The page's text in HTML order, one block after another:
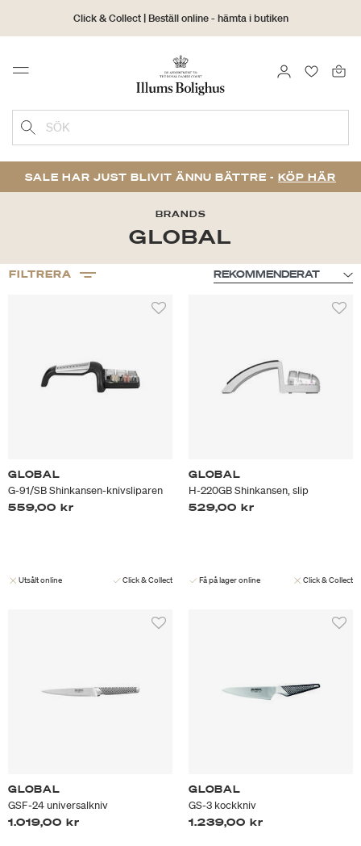
Click & Collect | Beställ online - hämta i butiken
30 dagars returrätt
Menu LOGGA IN
SÖK
SALE HAR JUST BLIVIT ÄNNU BÄTTRE - KÖP HÄR
BRANDS
GLOBAL
FILTRERA
GLOBAL
G-91/SB Shinkansen-knivsliparen
559,00 kr
Utsålt online Click & Collect
GLOBAL
H-220GB Shinkansen, slip
529,00 kr
Få på lager online Click & Collect
GLOBAL
GSF-24 universalkniv
1.019,00 kr
GLOBAL
GS-3 kockkniv
1.239,00 kr